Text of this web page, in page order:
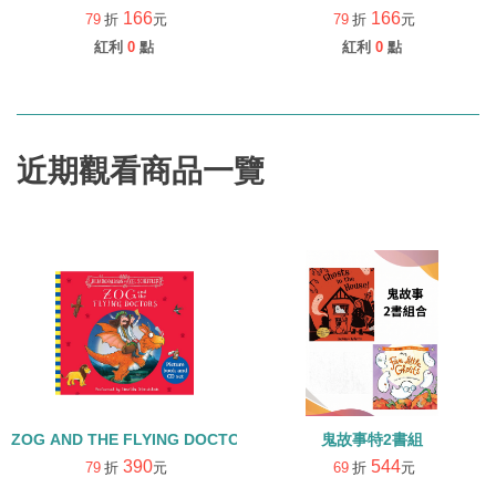
79 折 166元
紅利 0 點
79 折 166元
紅利 0 點
近期觀看商品一覽
ZOG AND THE FLYING DOCTORS/英文繪本+CD
79 折 390元
鬼故事特2書組
69 折 544元